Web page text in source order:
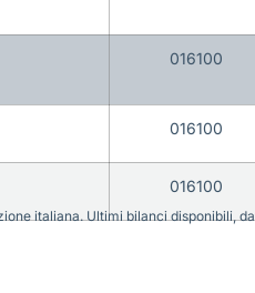
016100
016100
016100
italiana. Ultimi bilanci disponibili,